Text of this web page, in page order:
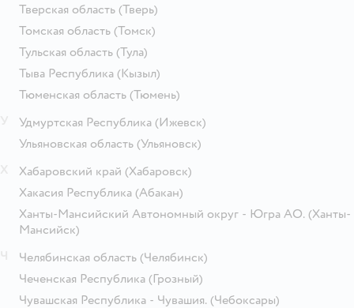
Тверская область (Тверь)
Томская область (Томск)
Тульская область (Тула)
Тыва Республика (Кызыл)
Тюменская область (Тюмень)
Удмуртская Республика (Ижевск)
Ульяновская область (Ульяновск)
Хабаровский край (Хабаровск)
Хакасия Республика (Абакан)
Ханты-Мансийский Автономный округ - Югра АО. (Ханты-
Мансийск)
Челябинская область (Челябинск)
Чеченская Республика (Грозный)
Чувашская Республика - Чувашия. (Чебоксары)